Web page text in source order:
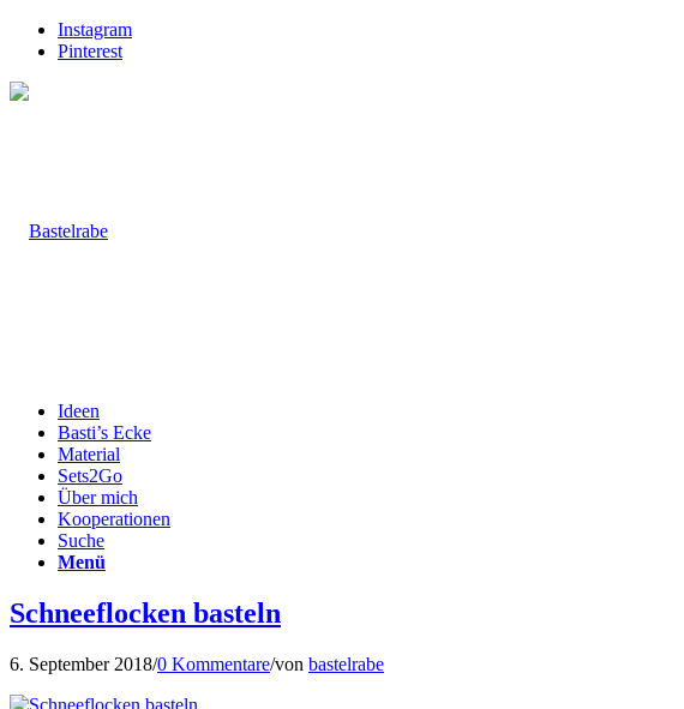
Instagram
Pinterest
Ideen
Basti’s Ecke
Material
Sets2Go
Über mich
Kooperationen
Suche
Menü
Schneeflocken basteln
6. September 2018/0 Kommentare/von bastelrabe